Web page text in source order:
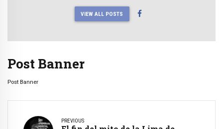
VIEW ALL POSTS
Post Banner
Post Banner
PREVIOUS